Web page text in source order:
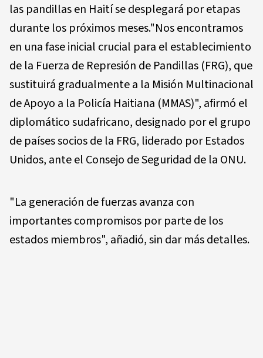
las pandillas en Haití se desplegará por etapas
durante los próximos meses."Nos encontramos
en una fase inicial crucial para el establecimiento
de la Fuerza de Represión de Pandillas (FRG), que
sustituirá gradualmente a la Misión Multinacional
de Apoyo a la Policía Haitiana (MMAS)", afirmó el
diplomático sudafricano, designado por el grupo
de países socios de la FRG, liderado por Estados
Unidos, ante el Consejo de Seguridad de la ONU.
"La generación de fuerzas avanza con
importantes compromisos por parte de los
estados miembros", añadió, sin dar más detalles.